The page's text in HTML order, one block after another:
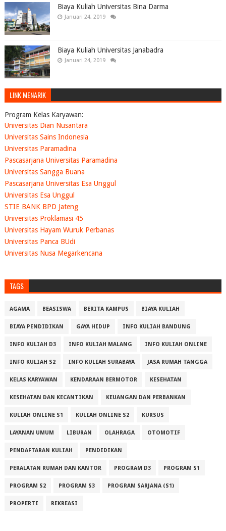
Biaya Kuliah Universitas Bina Darma
Januari 24, 2019
Biaya Kuliah Universitas Janabadra
Januari 24, 2019
LINK MENARIK
Program Kelas Karyawan:
Universitas Dian Nusantara
Universitas Sains Indonesia
Universitas Paramadina
Pascasarjana Universitas Paramadina
Universitas Sangga Buana
Pascasarjana Universitas Esa Unggul
Universitas Esa Unggul
STIE BANK BPD Jateng
Universitas Proklamasi 45
Universitas Hayam Wuruk Perbanas
Universitas Panca BUdi
Universitas Nusa Megarkencana
TAGS
AGAMA BEASISWA BERITA KAMPUS BIAYA KULIAH
BIAYA PENDIDIKAN GAYA HIDUP INFO KULIAH BANDUNG
INFO KULIAH D3 INFO KULIAH MALANG INFO KULIAH ONLINE
INFO KULIAH S2 INFO KULIAH SURABAYA JASA RUMAH TANGGA
KELAS KARYAWAN KENDARAAN BERMOTOR KESEHATAN
KESEHATAN DAN KECANTIKAN KEUANGAN DAN PERBANKAN
KULIAH ONLINE S1 KULIAH ONLINE S2 KURSUS
LAYANAN UMUM LIBURAN OLAHRAGA OTOMOTIF
PENDAFTARAN KULIAH PENDIDIKAN
PERALATAN RUMAH DAN KANTOR PROGRAM D3 PROGRAM S1
PROGRAM S2 PROGRAM S3 PROGRAM SARJANA (S1)
PROPERTI REKREASI